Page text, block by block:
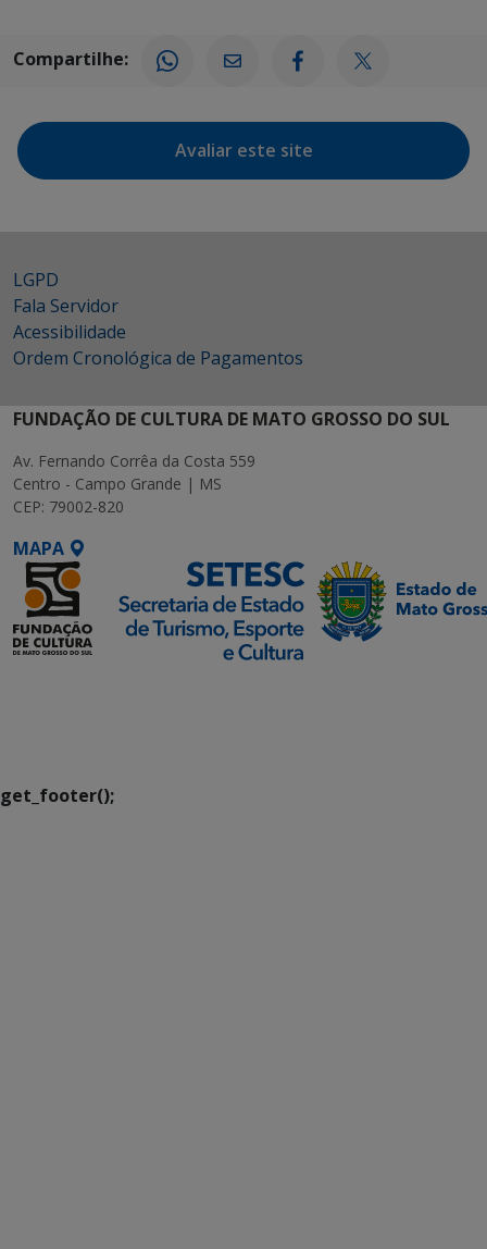
Compartilhe:
Avaliar este site
LGPD
Fala Servidor
Acessibilidade
Ordem Cronológica de Pagamentos
FUNDAÇÃO DE CULTURA DE MATO GROSSO DO SUL
Av. Fernando Corrêa da Costa 559
Centro - Campo Grande | MS
CEP: 79002-820
MAPA
get_footer();